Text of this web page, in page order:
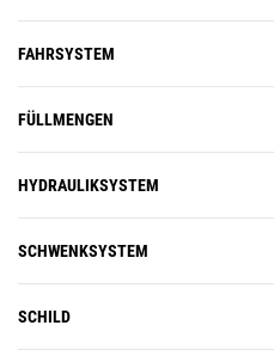
FAHRSYSTEM
FÜLLMENGEN
HYDRAULIKSYSTEM
SCHWENKSYSTEM
SCHILD